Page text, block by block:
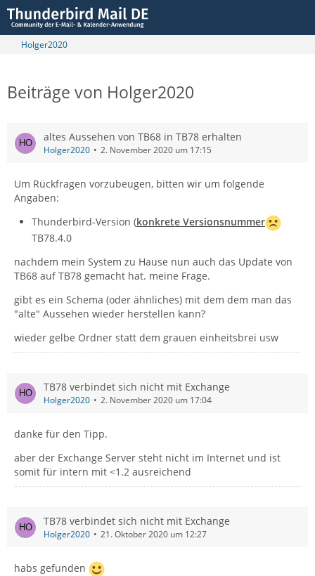
Holger2020
Beiträge von Holger2020
altes Aussehen von TB68 in TB78 erhalten
Holger2020 2. November 2020 um 17:15
Um Rückfragen vorzubeugen, bitten wir um folgende
Angaben:
Thunderbird-Version (konkrete Versionsnummer
TB78.4.0
nachdem mein System zu Hause nun auch das Update von
TB68 auf TB78 gemacht hat. meine Frage.
gibt es ein Schema (oder ähnliches) mit dem dem man das
"alte" Aussehen wieder herstellen kann?
wieder gelbe Ordner statt dem grauen einheitsbrei usw
TB78 verbindet sich nicht mit Exchange
Holger2020 2. November 2020 um 17:04
danke für den Tipp.
aber der Exchange Server steht nicht im Internet und ist
somit für intern mit <1.2 ausreichend
TB78 verbindet sich nicht mit Exchange
Holger2020 21. Oktober 2020 um 12:27
habs gefunden